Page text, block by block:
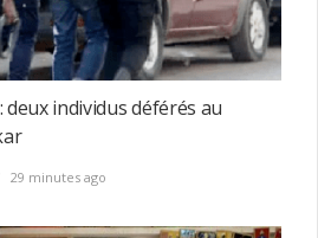
deux individus déférés au
29 minutes ago